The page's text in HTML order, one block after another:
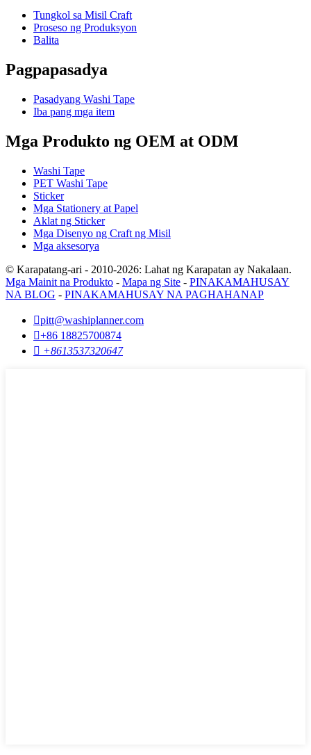
Tungkol sa Misil Craft
Proseso ng Produksyon
Balita
Pagpapasadya
Pasadyang Washi Tape
Iba pang mga item
Mga Produkto ng OEM at ODM
Washi Tape
PET Washi Tape
Sticker
Mga Stationery at Papel
Aklat ng Sticker
Mga Disenyo ng Craft ng Misil
Mga aksesorya
© Karapatang-ari - 2010-2026: Lahat ng Karapatan ay Nakalaan.
Mga Mainit na Produkto - Mapa ng Site - PINAKAMAHUSAY
NA BLOG - PINAKAMAHUSAY NA PAGHAHANAP
pitt@washiplanner.com
+86 18825700874
 +8613537320647